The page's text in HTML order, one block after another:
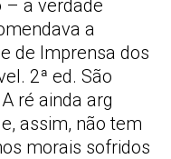
– a verdade
a
de Imprensa dos
2ª ed. São
ré ainda arg
assim, não tem
morais sofridos